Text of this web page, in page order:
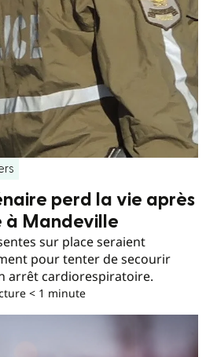
perd la vie après
à Mandeville
sur place seraient
pour tenter de secourir
arrêt cardiorespiratoire.
< 1 minute